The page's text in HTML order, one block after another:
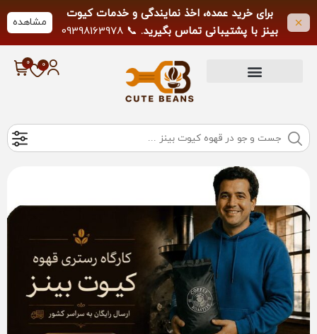
برای خرید عمده، اخذ نمایندگی و خدمات کیوت
بینز با پشتیبانی تماس بگیرید. 📞 09398163978
لطفاً از تماس خارج از ساعات کاری خودداری
فرمایید.
مشاهده